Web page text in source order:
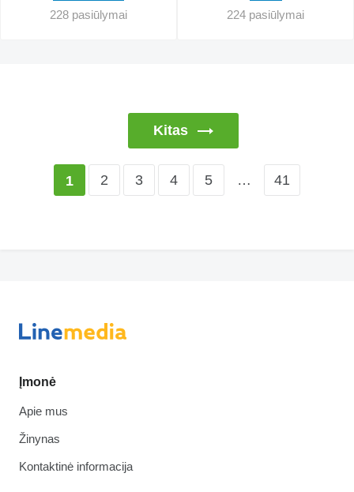
228 pasiūlymai 224 pasiūlymai
Kitas
1 2 3 4 5 … 41
Įmonė
Apie mus
Žinynas
Kontaktinė informacija